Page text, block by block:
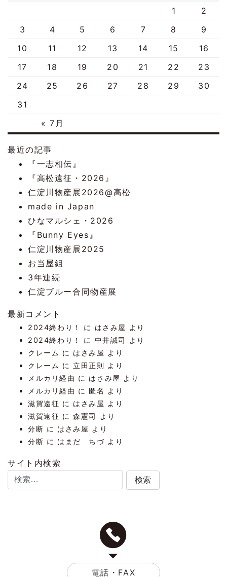
« 7月
1
2
3
4 5 6 7 8
9
10
11 12 13 14 15
16
17
18 19 20 21 22
23
24
25 26 27 28 29
30
31
最近の記事
『一志相伝』
『高松遠征・2026』
仁淀川物産展2026@高松
made in Japan
ひなマルシェ・2026
『Bunny Eyes』
仁淀川物産展2025
お当屋組
3年連続
仁淀ブルー合同物産展
最新コメント
2024終わり！ に はさみ屋
より
2024終わり！
に 中井誠司
より
クレーム に はさみ屋 より
クレーム に 立田正則 より
メルカリ経由 に はさみ屋 より
メルカリ経由 に匿名
より
滋賀遠征 に はさみ屋 より
滋賀遠征 に森憲司
より
分断 に はさみ屋 より
分断 に はまだ ちづ より
サイト内検索
電話・FAX